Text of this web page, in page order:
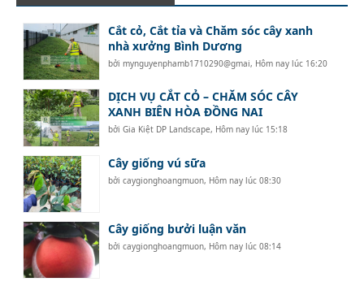
Cắt cỏ, Cắt tỉa và Chăm sóc cây xanh
nhà xưởng Bình Dương
bởimynguyenphamb1710290@gmai, Hôm nay lúc 16:20
DỊCH VỤ CẮT CỎ – CHĂM SÓC CÂY
XANH BIÊN HÒA ĐỒNG NAI
bởiGia Kiệt DP Landscape, Hôm nay lúc 15:18
Cây giống vú sữa
bởicaygionghoangmuon, Hôm nay lúc 08:30
Cây giống bưởi luận văn
bởicaygionghoangmuon, Hôm nay lúc 08:14